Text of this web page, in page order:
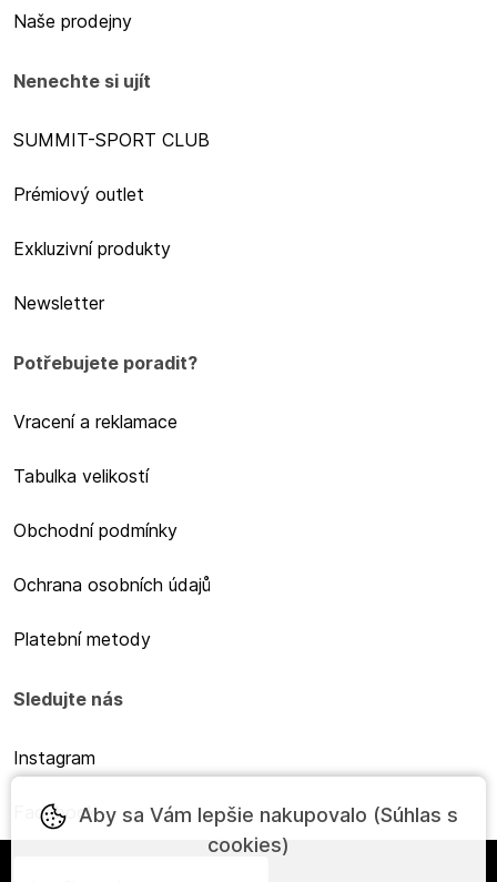
Naše prodejny
Nenechte si ujít
SUMMIT-SPORT CLUB
Prémiový outlet
Exkluzivní produkty
Newsletter
Potřebujete poradit?
Vracení a reklamace
Tabulka velikostí
Obchodní podmínky
Ochrana osobních údajů
Platební metody
Sledujte nás
Instagram
FacebookAby sa Vám lepšie nakupovalo (Súhlas s
cookies)